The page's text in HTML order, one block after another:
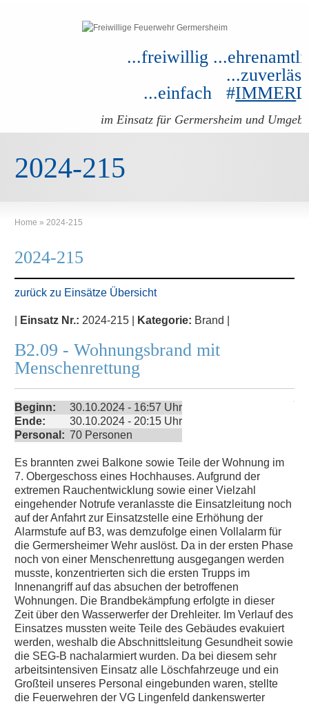
...freiwillig
...einfach #IMMER
im Einsatz für Germersheim und
2024-215
Home » 2024-215
2024-215
zurück zu Einsätze Übersicht
Einsatz Nr.: 2024-215 | Kategorie: Brand |
B2.09 - Wohnungsbrand mit
Menschenrettung
Beginn:
30.10.2024 - 16:57 Uhr
Ende:
30.10.2024 - 20:15 Uhr
Personal: 70 Personen
Es brannten zwei Balkone sowie Teile der Wohnung im
7. Obergeschoss eines Hochhauses. Aufgrund der
extremen Rauchentwicklung sowie einer Vielzahl
eingehender Notrufe veranlasste die Einsatzleitung noch
auf der Anfahrt zur Einsatzstelle eine Erhöhung der
Alarmstufe auf B3, was demzufolge einen Vollalarm für
die Germersheimer Wehr auslöst. Da in der ersten Phase
noch von einer Menschenrettung ausgegangen werden
musste, konzentrierten sich die ersten Trupps im
Innenangriff auf das absuchen der betroffenen
Wohnungen. Die Brandbekämpfung erfolgte in dieser
Zeit über den Wasserwerfer der Drehleiter. Im Verlauf des
Einsatzes mussten weite Teile des Gebäudes evakuiert
werden, weshalb die Abschnittsleitung Gesundheit sowie
die SEG-B nachalarmiert wurden. Da bei diesem sehr
arbeitsintensiven Einsatz alle Löschfahrzeuge und ein
Großteil unseres Personal eingebunden waren, stellte
die Feuerwehren der VG Lingenfeld dankenswerter